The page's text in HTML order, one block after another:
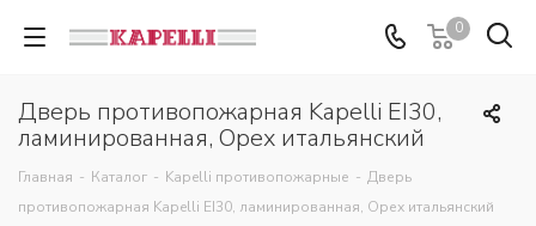
0
Дверь противопожарная Kapelli EI30,
ламинированная, Орех итальянский
Главная - Каталог - Kapelli противопожарные - Дверь
противопожарная Kapelli EI30, ламинированная, Орех итальянский